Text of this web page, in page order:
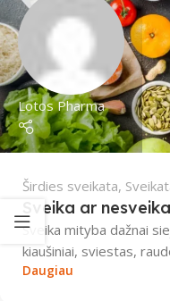
Lotos Pharma
Širdies sveikata,
Sveika ar
Sveika mityba dažnai
kiaušiniai, sviestas,
Daugiau